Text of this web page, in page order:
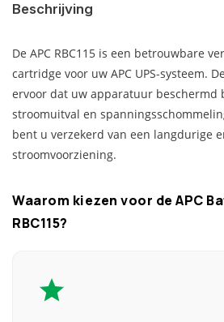
Beschrijving
De APC RBC115 is een betrouwbare
cartridge voor uw APC UPS-systeem.
ervoor dat uw apparatuur beschermd
stroomuitval en
bent u verzekerd van een langdurige
stroomvoorziening.
Waarom kiezen voor de APC
RBC115?